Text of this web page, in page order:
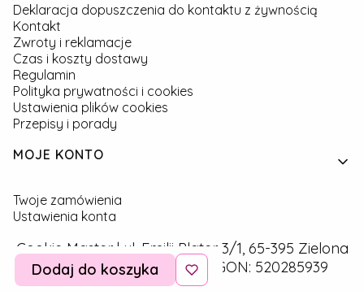
Deklaracja dopuszczenia do kontaktu z żywnością
Kontakt
Zwroty i reklamacje
Czas i koszty dostawy
Regulamin
Polityka prywatności i cookies
Ustawienia plików cookies
Przepisy i porady
MOJE KONTO
Twoje zamówienia
Ustawienia konta
Cookie Master | ul. Emilii Plater 3/1, 65-395 Zielona
Góra | NIP: 9291757160 | REGON: 520285939
Dodaj do koszyka